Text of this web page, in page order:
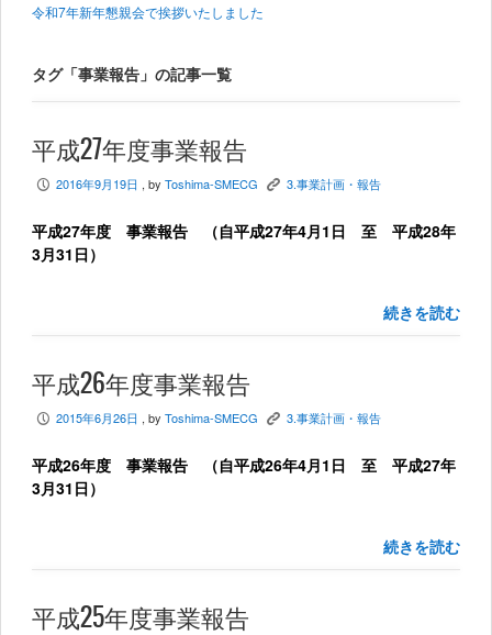
令和7年新年懇親会で挨拶いたしました
タグ「事業報告」の記事一覧
平成27年度事業報告
P 2016年9月19日 , by Toshima-SMECG K 3.事業計画・報告
平成27年度 事業報告 （自平成27年4月1日 至 平成28年
3月31日）
続きを読む
平成26年度事業報告
P 2015年6月26日 , by Toshima-SMECG K 3.事業計画・報告
平成26年度 事業報告 （自平成26年4月1日 至 平成27年
3月31日）
続きを読む
平成25年度事業報告